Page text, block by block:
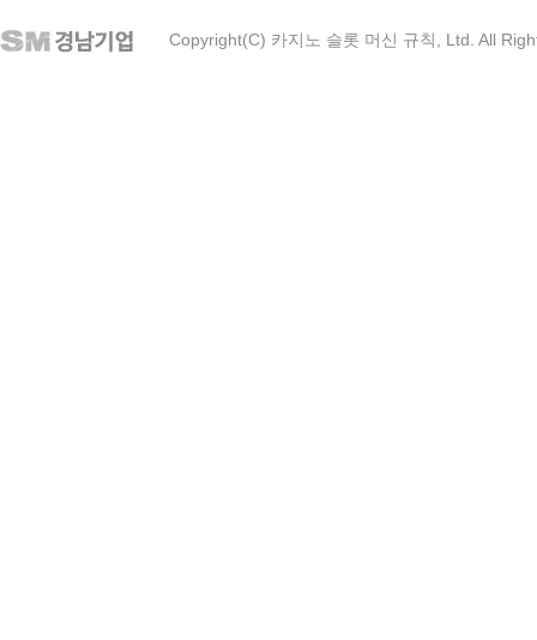
Copyright(C) 카지노 슬롯 머신 규칙, Ltd. All